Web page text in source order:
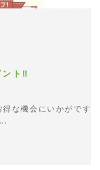
ト‼
な機会にいかがです